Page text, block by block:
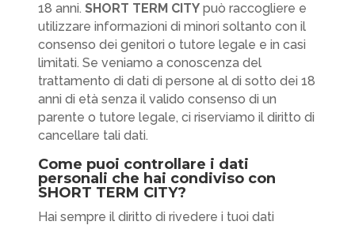
18 anni. SHORT TERM CITYpuò raccogliere e
utilizzare informazioni di minori soltanto con il
consenso dei genitori o tutore legale e in casi
limitati. Se veniamo a conoscenza del
trattamento di dati di persone al di sotto dei 18
anni di età senza il valido consenso di un
parente o tutore legale, ci riserviamo il diritto di
cancellare tali dati.
Come puoi controllare i dati
personali che hai condiviso con
SHORT TERM CITY?
Hai sempre il diritto di rivedere i tuoi dati